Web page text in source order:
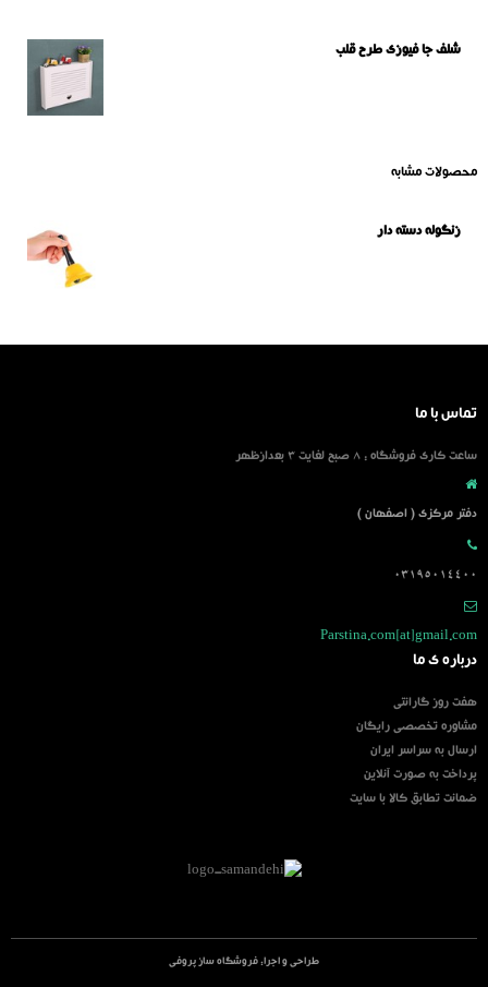
شلف جا فیوزی طرح قلب
محصولات مشابه
زنگوله دسته دار
تماس با ما
ساعت کاری فروشگاه : 8 صبح لغایت 3 بعدازظهر
دفتر مرکزی ( اصفهان )
03195014400
Parstina.com[at]gmail.com
درباره ی ما
هفت روز گارانتی
مشاوره تخصصی رایگان
ارسال به سراسر ایران
پرداخت به صورت آنلاین
ضمانت تطابق کالا با سایت
طراحی و اجرا:فروشگاه ساز پروفی